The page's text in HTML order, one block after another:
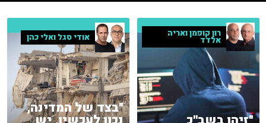
רון קופמן ואריה
אלדד אודי סגל ואלי כהן
"בצד של המדינה,